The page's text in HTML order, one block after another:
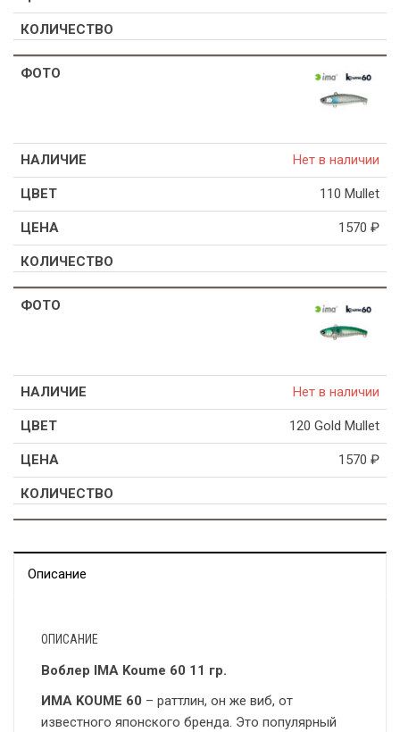
Нет в наличии
110 Mullet
1570 ₽
Нет в наличии
120 Gold Mullet
1570 ₽
Описание
ОПИСАНИЕ
Воблер IMA Koume 60 11 гр.
ИМА KOUME 60 – раттлин, он же виб, от
известного японского бренда. Это популярный